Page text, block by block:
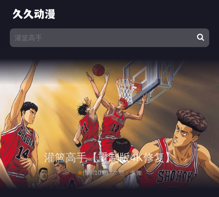
灌篮高手【重制版4K修复】
(9.8/10.0)类型：未知